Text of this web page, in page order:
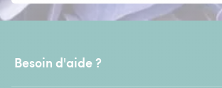
Besoin d'aide ?